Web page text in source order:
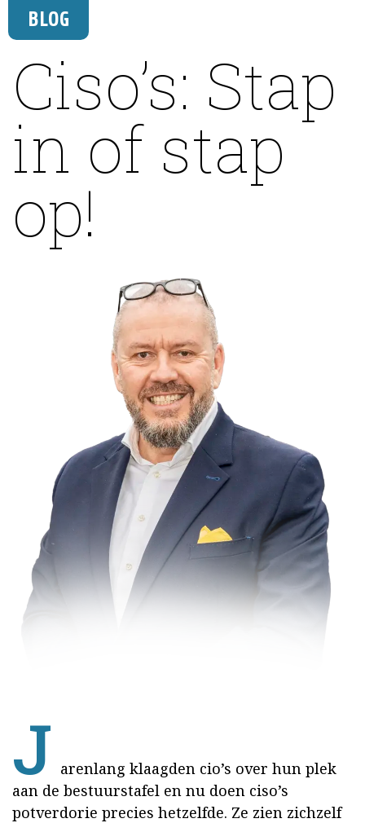
BLOG
Ciso’s: Stap
in of stap
op!
J arenlang klaagden cio’s over hun plek
aan de bestuurstafel en nu doen ciso’s
potverdorie precies hetzelfde. Ze zien zichzelf